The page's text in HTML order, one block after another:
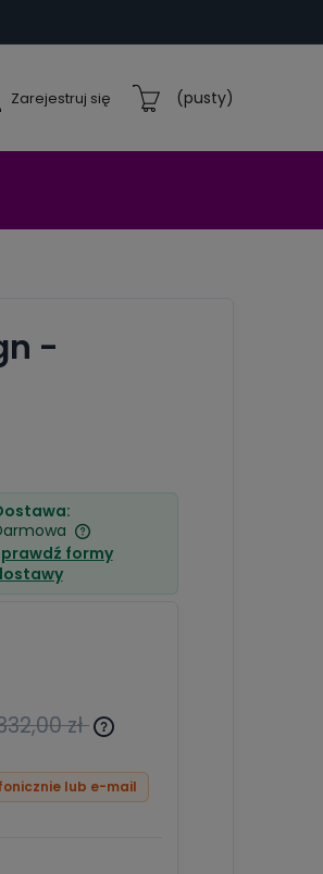
Zarejestruj się (pusty)
-
formy
zł
jest
lub e-mail